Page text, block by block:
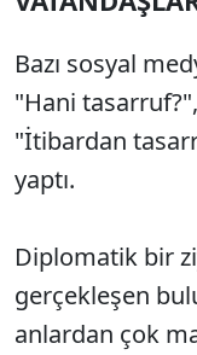
Bazı sosyal
"Hani
"İtibardan
yaptı.
Diplomatik bir
gerçekleşen
anlardan çok